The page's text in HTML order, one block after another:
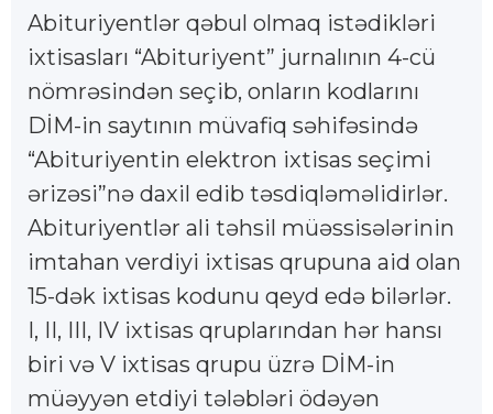
Abituriyentlər qəbul olmaq istədikləri
ixtisasları “Abituriyent” jurnalının 4-cü
nömrəsindən seçib, onların kodlarını
DİM-in saytının müvafiq səhifəsində
“Abituriyentin elektron ixtisas seçimi
ərizəsi”nə daxil edib təsdiqləməlidirlər.
Abituriyentlər ali təhsil müəssisələrinin
imtahan verdiyi ixtisas qrupuna aid olan
15-dək ixtisas kodunu qeyd edə bilərlər.
I, II, III, IV ixtisas qruplarından hər hansı
biri və V ixtisas qrupu üzrə DİM-in
müəyyən etdiyi tələbləri ödəyən